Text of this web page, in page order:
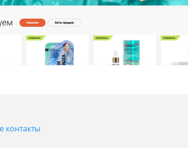
контакты